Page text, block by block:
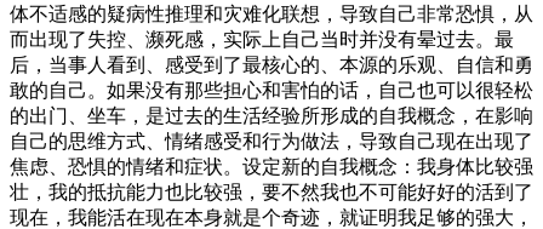
体不适感的疑病性推理和灾难化联想，导致自己非常恐惧，从
而出现了失控、濒死感，实际上自己当时并没有晕过去。最
后，当事人看到、感受到了最核心的、本源的乐观、自信和勇
敢的自己。如果没有那些担心和害怕的话，自己也可以很轻松
的出门、坐车，是过去的生活经验所形成的自我概念，在影响
自己的思维方式、情绪感受和行为做法，导致自己现在出现了
焦虑、恐惧的情绪和症状。设定新的自我概念：我身体比较强
壮，我的抵抗能力也比较强，要不然我也不可能好好的活到了
现在，我能活在现在本身就是个奇迹，就证明我足够的强大，